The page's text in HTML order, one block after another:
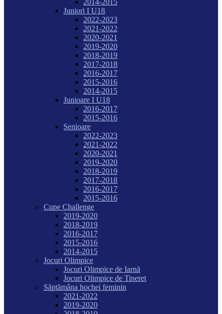
2014-2015
Juniori I U18
2022-2023
2021-2022
2020-2021
2019-2020
2018-2019
2017-2018
2016-2017
2015-2016
2014-2015
Junioare I U18
2016-2017
2015-2016
Senioare
2022-2023
2021-2022
2020-2021
2019-2020
2018-2019
2017-2018
2016-2017
2015-2016
Cupe Challenge
2019-2020
2018-2019
2016-2017
2015-2016
2014-2015
Jocuri Olimpice
Jocuri Olimpice de Iarnă
Jocuri Olimpice de Tineret
Săptămâna hochei feminin
2021-2022
2019-2020